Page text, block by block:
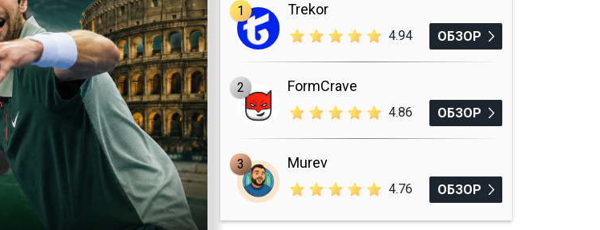
1 Trekor
4.94 ОБЗОР
2 FormCrave
4.86 ОБЗОР
3 Murev
4.76 ОБЗОР